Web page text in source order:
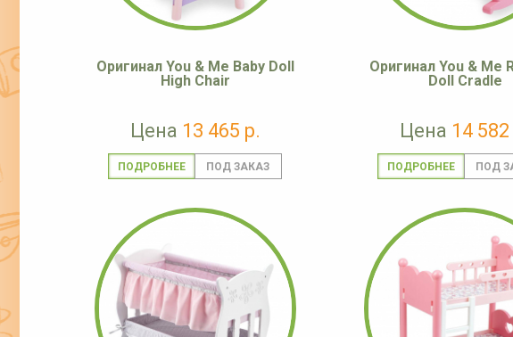
Оригинал You & Me Baby Doll
High Chair
Цена 13 465 р.
ПОДРОБНЕЕ
Оригинал You & Me
Doll Cradle
Цена 14 582
ПОДРОБНЕЕ